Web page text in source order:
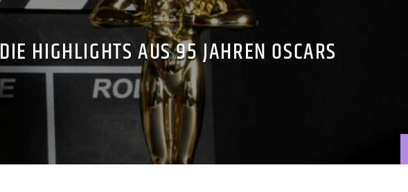
DIE HIGHLIGHTS AUS 95 JAHREN OSCARS